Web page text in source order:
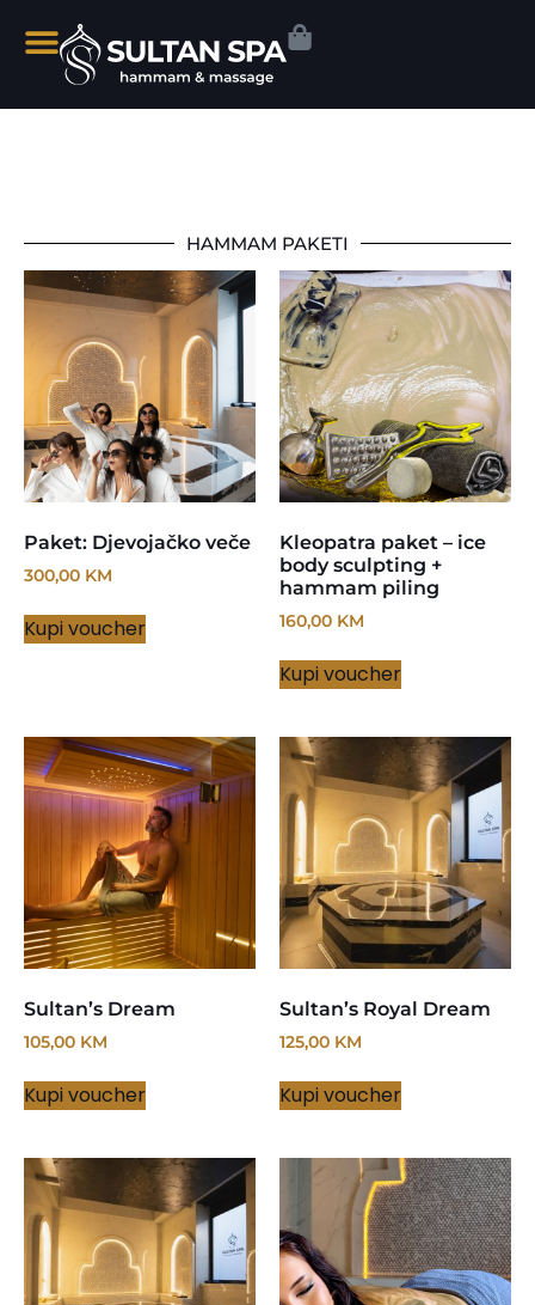
HAMMAM PAKETI
Paket: Djevojačko veče
300,00 KM
Kupi voucher
Kleopatra paket – ice
body sculpting +
hammam piling
160,00 KM
Kupi voucher
Sultan’s Dream
105,00 KM
Kupi voucher
Sultan’s Royal Dream
125,00 KM
Kupi voucher